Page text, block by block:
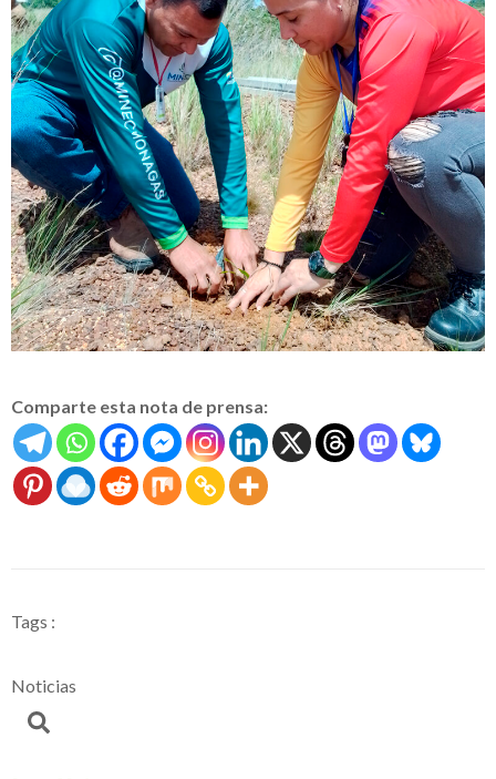
Comparte esta nota de prensa:
Tags :
Noticias